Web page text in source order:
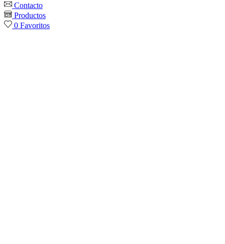
Contacto
Productos
0 Favoritos